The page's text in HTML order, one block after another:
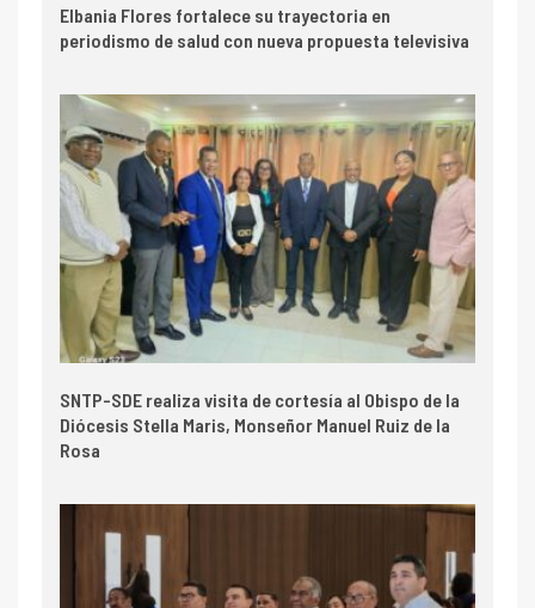
Elbania Flores fortalece su trayectoria en
periodismo de salud con nueva propuesta televisiva
SNTP-SDE realiza visita de cortesía al Obispo de la
Diócesis Stella Maris, Monseñor Manuel Ruiz de la
Rosa